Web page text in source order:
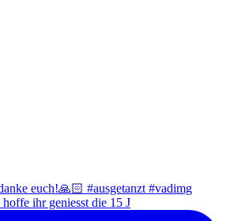
ihr geniesst die 15 J